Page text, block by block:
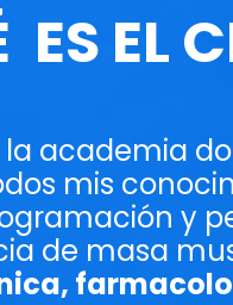
ES EL
la academia
mis
y
de masa